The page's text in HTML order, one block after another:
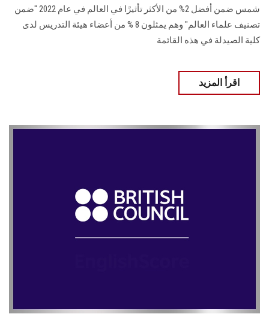
شمس ضمن أفضل 2% من الأكثر تأثيرًا في العالم في عام 2022 "ضمن
تصنيف علماء العالم" وهم يمثلون 8 % من أعضاء هيئة التدريس لدى
كلية الصيدلة في هذه القائمة
اقرأ المزيد